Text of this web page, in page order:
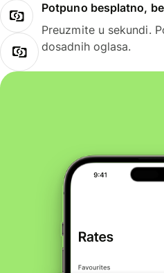
Potpuno besplatno,
Preuzmite u sekundi.
dosadnih oglasa.